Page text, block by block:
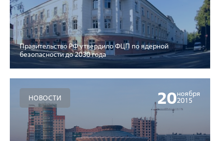
Правительство РФ утвердило ФЦП по ядерной
безопасности до 2030 года
НОВОСТИ 20ноября
2015